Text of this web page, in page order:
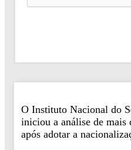
O Instituto Nacional do
iniciou a análise de
após adotar a